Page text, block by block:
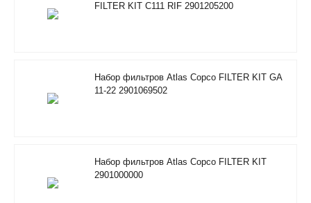
FILTER KIT C111 RIF 2901205200
Набор фильтров Atlas Copco FILTER KIT GA
11-22 2901069502
Набор фильтров Atlas Copco FILTER KIT
2901000000